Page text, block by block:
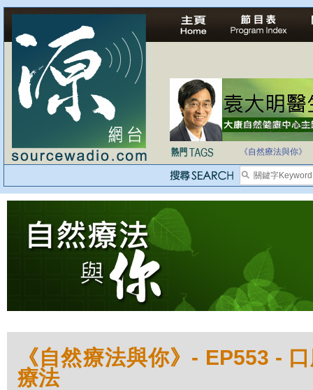
法治社會並不等同
自家教育合法化-
《自然療法與你》
《自然療法與你》- EP553 -
療法